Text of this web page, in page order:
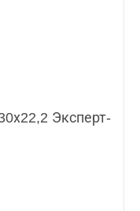
Эксперт-